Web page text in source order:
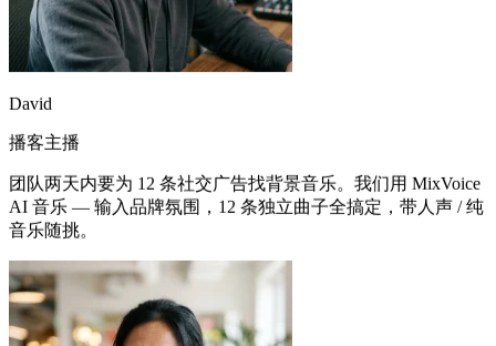
David
播客主播
团队两天内要为 12 条社交广告找背景音乐。我们用 MixVoice
音乐随挑。